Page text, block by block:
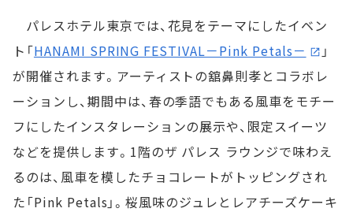
パレスホテル東京では、花見をテーマにしたイベン
ト「HANAMI SPRING FESTIVAL－Pink Petals－
」
が開催されます。アーティストの舘鼻則孝とコラボレ
ーションし、期間中は、春の季語でもある風車をモチー
フにしたインスタレーションの展示や、限定スイーツ
などを提供します。1階のザ パレス ラウンジで味わえ
るのは、風車を模したチョコレートがトッピングされ
た「Pink Petals」。桜風味のジュレとレアチーズケーキ